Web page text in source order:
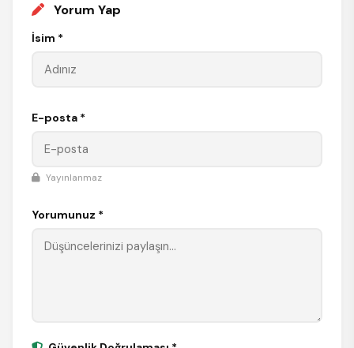
Yorum Yap
İsim *
E-posta *
Yayınlanmaz
Yorumunuz *